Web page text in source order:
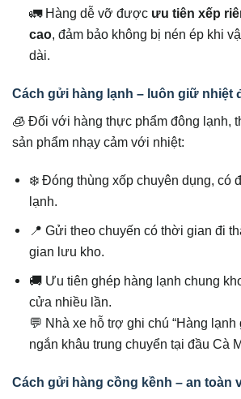
🚛 Hàng dễ vỡ được ưu tiên xếp
cao, đảm bảo không bị nén ép khi
dài.
Cách gửi hàng lạnh – luôn giữ nhiệt
🧊 Đối với hàng thực phẩm đông lạnh,
sản phẩm nhạy cảm với nhiệt:
❄️ Đóng thùng xốp chuyên dụng, có
lạnh.
📍 Gửi theo chuyến có thời gian đi
gian lưu kho.
🚚 Ưu tiên ghép hàng lạnh chung
cửa nhiều lần.
💬 Nhà xe hỗ trợ ghi chú “Hàng lạnh
ngắn khâu trung chuyển tại đầu Cà
Cách gửi hàng cồng kềnh – an toàn